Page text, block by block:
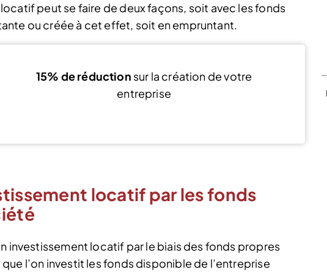
peut se faire de deux façons, soit avec les fonds
ou créée à cet effet, soit en empruntant.
15% de réduction sur la création de votre
entreprise
locatif par les fonds
investissement locatif par le biais des fonds propres
l’on investit les fonds disponible de l’entreprise